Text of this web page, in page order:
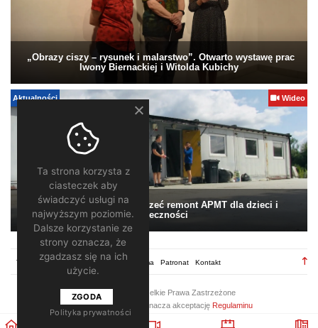
„Obrazy ciszy – rysunek i malarstwo”. Otwarto wystawę prac
Iwony Biernackiej i Witolda Kubichy
Aktualności Wideo
Pomagamy. Warto wesprzeć remont APMT dla dzieci i
społeczności
Regulamin Redakcja Reklama Patronat Kontakt
2026 ©
/ Wszelkie Prawa Zastrzeżone
Korzystanie z portalu oznacza akceptację Regulaminu
Ta strona korzysta z
ciasteczek aby
świadczyć usługi na
najwyższym poziomie.
Dalsze korzystanie ze
strony oznacza, że
zgadzasz się na ich
użycie.
ZGODA
Polityka prywatności